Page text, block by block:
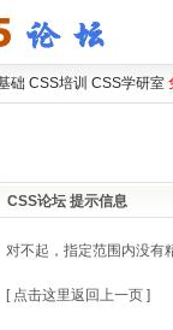
础 CSS培训 CSS学研室
CSS论坛 提示信息
对不起，指定范围内没有
[ 点击这里返回上一页 ]